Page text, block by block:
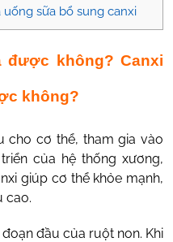
sữa bổ sung canxi
được không? Canxi
không?
cho cơ thể, tham gia vào
của hệ thống xương,
giúp cơ thể khỏe mạnh,
cao.
đầu của ruột non. Khi